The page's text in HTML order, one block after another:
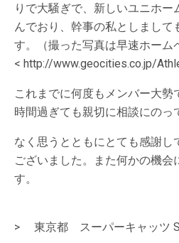
りで大騒ぎで、新しいユニホ
んでおり、幹事の私としまして
す。（撮った写真は早速ホーム
< http://www.geocities.co.jp/
これまでに何度もメンバー大
時間過ぎても親切に相談にのっ
なく思うとともにとても感謝し
ございました。また何かの機会
す。
> 東京都 スーパーキャッツ